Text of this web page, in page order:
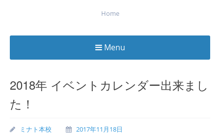
Home
Menu
content
2018年 イベントカレンダー出来まし
た！
ミナト本校 2017年11月18日